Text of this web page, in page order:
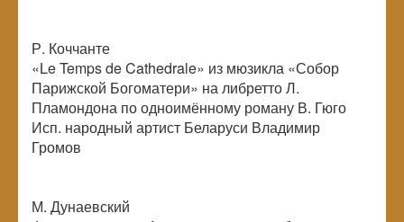
Р. Коччанте
«Le Temps de Cathedrale» из мюзикла «Собор
Парижской Богоматери» на либретто Л.
Пламондона по одноимённому роману В. Гюго
Исп. народный артист Беларуси Владимир
Громов
М. Дунаевский